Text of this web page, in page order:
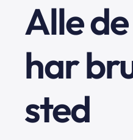
Alle
har
sted